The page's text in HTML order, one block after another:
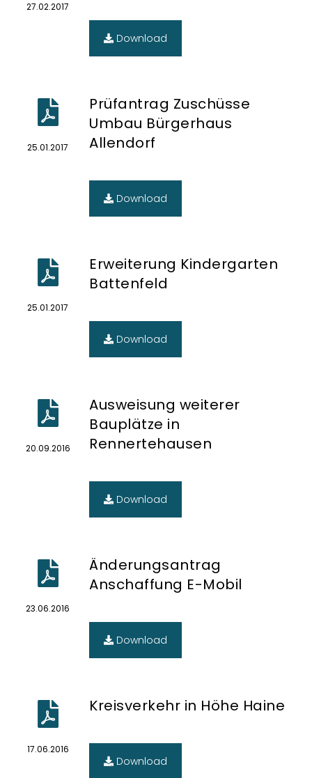
27.02.2017
Download
25.01.2017
Prüfantrag Zuschüsse
Umbau Bürgerhaus
Allendorf
Download
25.01.2017
Erweiterung Kindergarten
Battenfeld
Download
20.09.2016
Ausweisung weiterer
Bauplätze in
Rennertehausen
Download
23.06.2016
Änderungsantrag
Anschaffung E-Mobil
Download
17.06.2016
Kreisverkehr in Höhe Haine
Download